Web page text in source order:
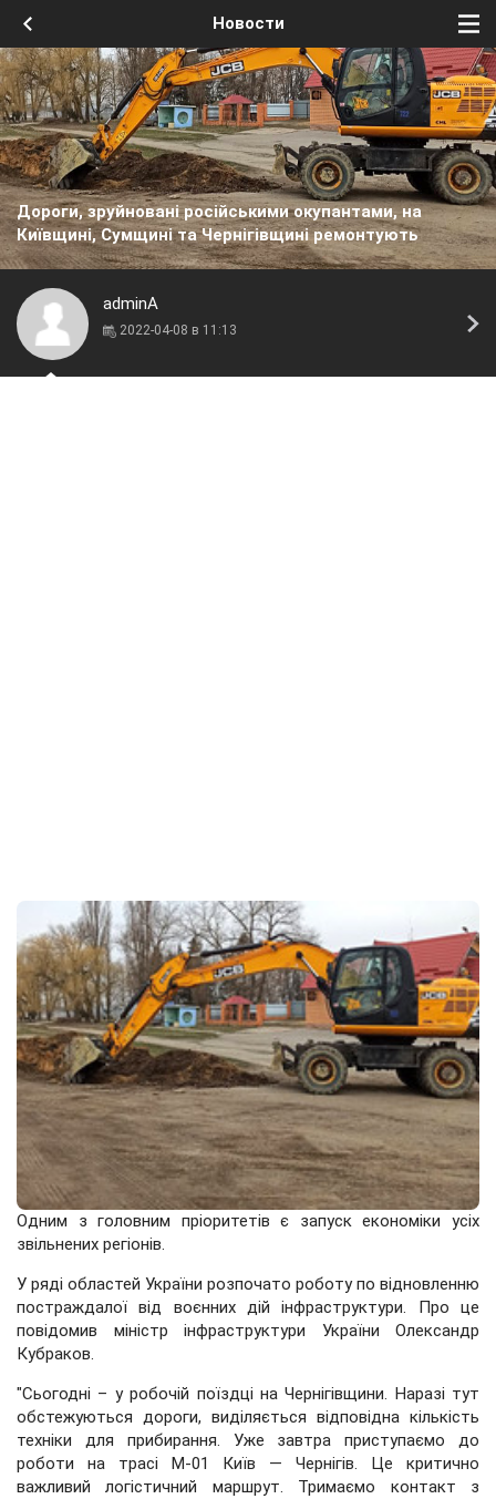
Новости
Дороги, зруйновані російськими окупантами, на
Київщині, Сумщині та Чернігівщині ремонтують
adminA
2022-04-08 в 11:13
Одним з головним пріоритетів є запуск економіки усіх
звільнених регіонів.
У ряді областей України розпочато роботу по відновленню
постраждалої від воєнних дій інфраструктури. Про це
повідомив міністр інфраструктури України Олександр
Кубраков.
"Сьогодні – у робочій поїздці на Чернігівщини. Наразі тут
обстежуються дороги, виділяється відповідна кількість
техніки для прибирання. Уже завтра приступаємо до
роботи на трасі М-01 Київ — Чернігів. Це критично
важливий логістичний маршрут. Тримаємо контакт з